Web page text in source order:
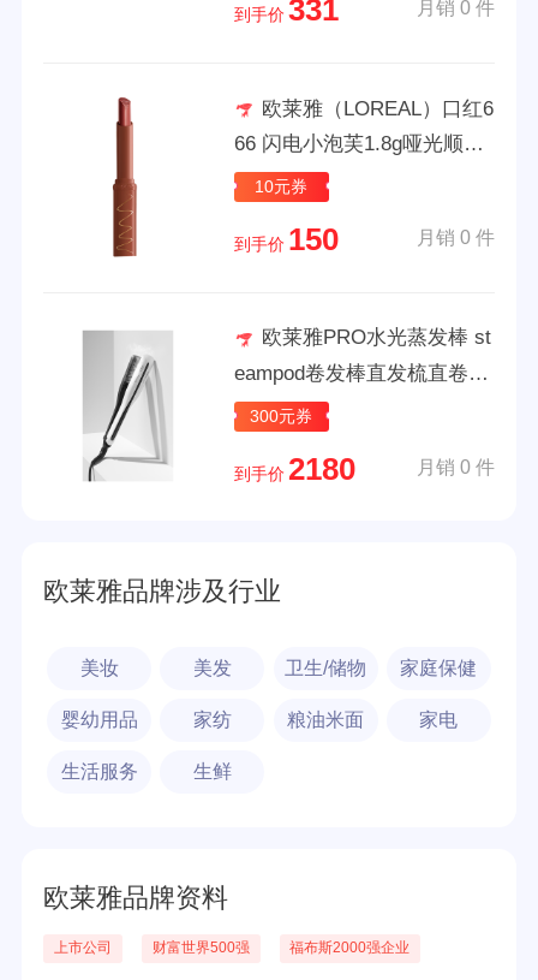
到手价 331 月销 0 件
欧莱雅（LOREAL）口红6
66 闪电小泡芙1.8g哑光顺滑
持久显色奶茶色 送女友爱人
糖奶茶色
10元券
到手价 150 月销 0 件
欧莱雅PRO水光蒸发棒 st
eampod卷发棒直发梳直卷两
用蒸汽护发夹板沙发福音
300元券
到手价 2180 月销 0 件
欧莱雅品牌涉及行业
美妆 美发 卫生/储物 家庭保健
婴幼用品 家纺 粮油米面 家电
生活服务 生鲜
欧莱雅品牌资料
上市公司 财富世界500强 福布斯2000强企业